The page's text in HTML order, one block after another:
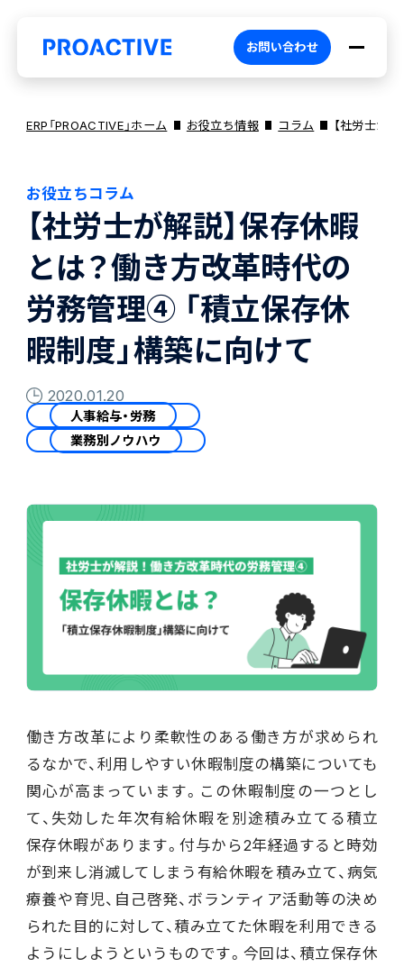
PROACTIVEとは
特長・選ばれる理由
ブランドコア
PROACTIVE AI
プロダクト
機能
会計
財務会計
債務管理
リース資産管理
CO₂排出量算定
「CO×COカルテ（ココカルテ）」
人事・給与
人事
オファリング
業務特化型オファリング
人事・給与
販売管理 PROACTIVE Sales
生産管理
業界特化型オファリング
卸売・商社 PROACTIVE Wholesale & Trade
素材・素材加工 PROACTIVE Material Process
電機・機械 PROACTIVE Electrical Machinery
建設 PROACTIVE Construction
経営課題別オファリング
お役立ち情報
よくあるご質問
製品関連動画
お問い合わせ
ERP「PROACTIVE」ホーム お役立ち情報 コラム 【社労士が
お役立ちコラム
【社労士が解説】保存休暇
とは？働き方改革時代の
労務管理④ 「積立保存休
暇制度」構築に向けて
2020.01.20
人事給与・労務
業務別ノウハウ
働き方改革により柔軟性のある働き方が求められ
るなかで、利用しやすい休暇制度の構築についても
関心が高まっています。この休暇制度の一つとし
て、失効した年次有給休暇を別途積み立てる積立
保存休暇があります。付与から2年経過すると時効
が到来し消滅してしまう有給休暇を積み立て、病気
療養や育児、自己啓発、ボランティア活動等の決め
られた目的に対して、積み立てた休暇を利用できる
ようにしようというものです。今回は、積立保存休